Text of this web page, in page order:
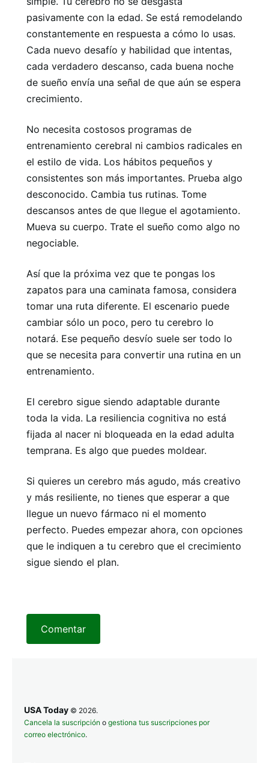
pasivamente con la edad. Se está remodelando
constantemente en respuesta a cómo lo usas.
Cada nuevo desafío y habilidad que intentas,
cada verdadero descanso, cada buena noche
de sueño envía una señal de que aún se espera
crecimiento.
No necesita costosos programas de
entrenamiento cerebral ni cambios radicales en
el estilo de vida. Los hábitos pequeños y
consistentes son más importantes. Prueba algo
desconocido. Cambia tus rutinas. Tome
descansos antes de que llegue el agotamiento.
Mueva su cuerpo. Trate el sueño como algo no
negociable.
Así que la próxima vez que te pongas los
zapatos para una caminata famosa, considera
tomar una ruta diferente. El escenario puede
cambiar sólo un poco, pero tu cerebro lo
notará. Ese pequeño desvío suele ser todo lo
que se necesita para convertir una rutina en un
entrenamiento.
El cerebro sigue siendo adaptable durante
toda la vida. La resiliencia cognitiva no está
fijada al nacer ni bloqueada en la edad adulta
temprana. Es algo que puedes moldear.
Si quieres un cerebro más agudo, más creativo
y más resiliente, no tienes que esperar a que
llegue un nuevo fármaco ni el momento
perfecto. Puedes empezar ahora, con opciones
que le indiquen a tu cerebro que el crecimiento
sigue siendo el plan.
Comentar
USA Today © 2026.
Cancela la suscripción o gestiona tus suscripciones por
correo electrónico.